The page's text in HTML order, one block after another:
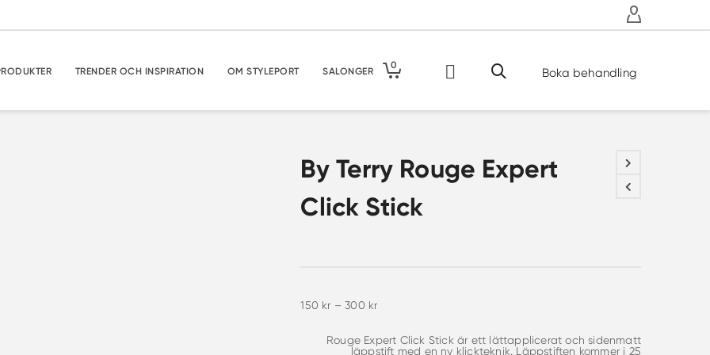
TRENDER OCH INSPIRATION OM STYLEPORT SALONGER
0
Boka behandling
By Terry Rouge Expert
Click Stick
150 kr –300 kr
Rouge Expert Click Stick är ett lättapplicerat och sidenmatt
läppstift med en ny klickteknik. Läppstiften kommer i 25